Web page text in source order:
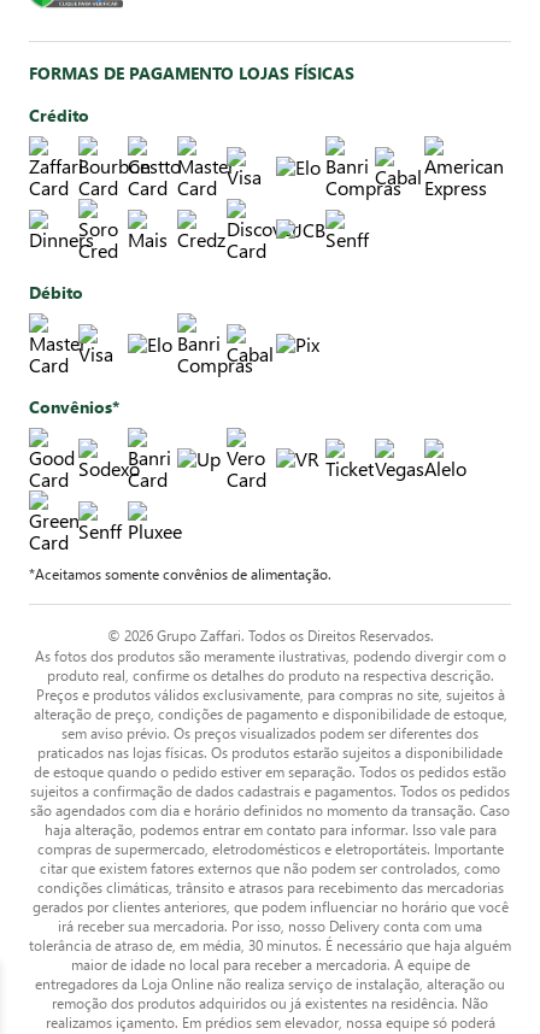
FORMAS DE PAGAMENTO LOJAS FÍSICAS
Crédito
Débito
Convênios*
*Aceitamos somente convênios de alimentação.
© 2026 Grupo Zaffari. Todos os Direitos Reservados.
As fotos dos produtos são meramente ilustrativas, podendo divergir com o
produto real, confirme os detalhes do produto na respectiva descrição.
Preços e produtos válidos exclusivamente, para compras no site, sujeitos à
alteração de preço, condições de pagamento e disponibilidade de estoque,
sem aviso prévio. Os preços visualizados podem ser diferentes dos
praticados nas lojas físicas. Os produtos estarão sujeitos a disponibilidade
de estoque quando o pedido estiver em separação. Todos os pedidos estão
sujeitos a confirmação de dados cadastrais e pagamentos. Todos os pedidos
são agendados com dia e horário definidos no momento da transação. Caso
haja alteração, podemos entrar em contato para informar. Isso vale para
compras de supermercado, eletrodomésticos e eletroportáteis. Importante
citar que existem fatores externos que não podem ser controlados, como
condições climáticas, trânsito e atrasos para recebimento das mercadorias
gerados por clientes anteriores, que podem influenciar no horário que você
irá receber sua mercadoria. Por isso, nosso Delivery conta com uma
tolerância de atraso de, em média, 30 minutos. É necessário que haja alguém
maior de idade no local para receber a mercadoria. A equipe de
entregadores da Loja Online não realiza serviço de instalação, alteração ou
remoção dos produtos adquiridos ou já existentes na residência. Não
realizamos içamento. Em prédios sem elevador, nossa equipe só poderá